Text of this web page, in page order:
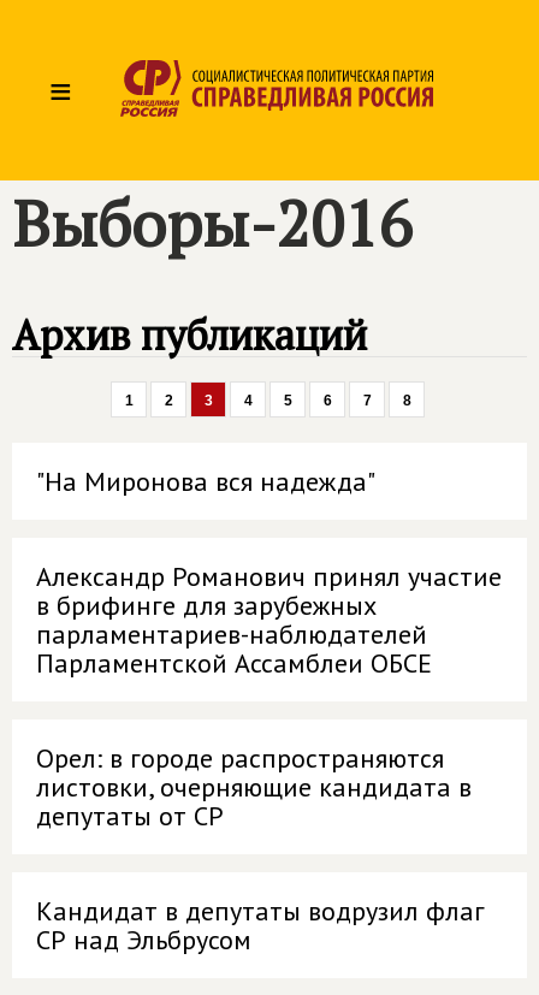
≡
Выборы-2016
Архив публикаций
1 2 3 4 5 6 7 8
"На Миронова вся надежда"
Александр Романович принял участие
в брифинге для зарубежных
парламентариев-наблюдателей
Парламентской Ассамблеи ОБСЕ
Орел: в городе распространяются
листовки, очерняющие кандидата в
депутаты от СР
Кандидат в депутаты водрузил флаг
СР над Эльбрусом